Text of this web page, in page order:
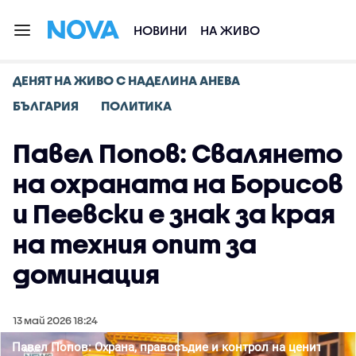
НОВИНИ НА ЖИВО
ДЕНЯТ НА ЖИВО С НАДЕЛИНА АНЕВА
БЪЛГАРИЯ
ПОЛИТИКА
Павел Попов: Свалянето
на охраната на Борисов
и Пеевски е знак за края
на техния опит за
доминация
13 май 2026 18:24